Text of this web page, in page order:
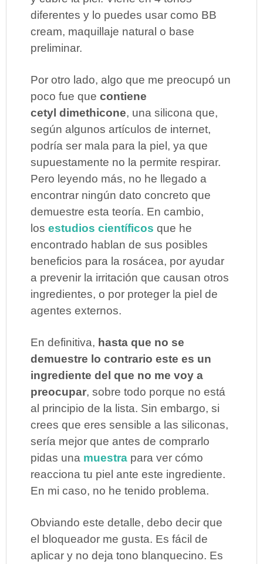
diferentes y lo puedes usar como BB
cream, maquillaje natural o base
preliminar.
Por otro lado, algo que me preocupó un
poco fue quecontiene
cetyl dimethicone, una silicona que,
según algunos artículos de internet,
podría ser mala para la piel, ya que
supuestamente no la permite respirar.
Pero leyendo más, no he llegado a
encontrar ningún dato concreto que
demuestre esta teoría. En cambio,
losestudios científicos que he
encontrado hablan de sus posibles
beneficios para la rosácea, por ayudar
a prevenir la irritación que causan otros
ingredientes, o por proteger la piel de
agentes externos.
En definitiva, hasta que no se
demuestre lo contrario este es un
ingrediente del que no me voy a
preocupar, sobre todo porque no está
al principio de la lista. Sin embargo, si
crees que eres sensible a las siliconas,
sería mejor que antes de comprarlo
pidas una muestra para ver cómo
reacciona tu piel ante este ingrediente.
En mi caso, no he tenido problema.
Obviando este detalle, debo decir que
el bloqueador me gusta. Es fácil de
aplicar y no deja tono blanquecino. Es